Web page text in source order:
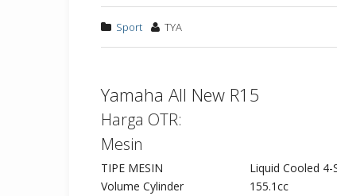
Sport TYA
Yamaha All New R15
Harga OTR:
Mesin
TIPE MESIN
Liquid Cooled 4-
Volume Cylinder
155.1cc